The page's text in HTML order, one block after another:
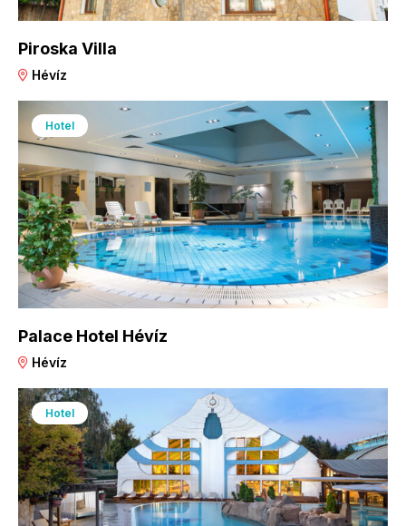
Piroska Villa
Hévíz
Hotel
Palace Hotel Hévíz
Hévíz
Hotel